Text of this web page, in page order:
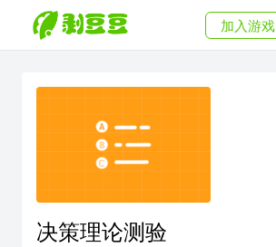
加入游戏
决策理论测验